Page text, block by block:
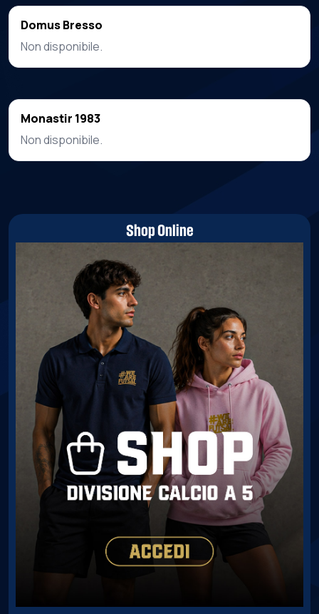
Domus Bresso
Non disponibile.
Monastir 1983
Non disponibile.
Shop Online